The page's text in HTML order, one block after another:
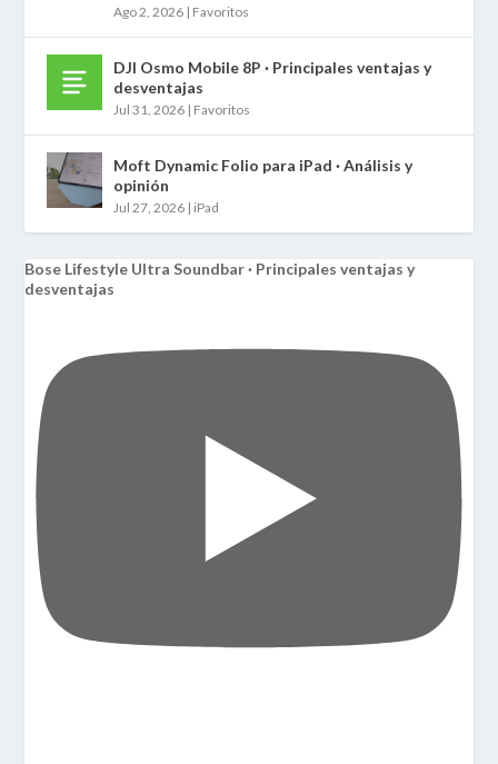
Ago 2, 2026 | Favoritos
DJI Osmo Mobile 8P · Principales ventajas y
desventajas
Jul 31, 2026 | Favoritos
Moft Dynamic Folio para iPad · Análisis y
opinión
Jul 27, 2026 | iPad
Bose Lifestyle Ultra Soundbar · Principales ventajas y
desventajas